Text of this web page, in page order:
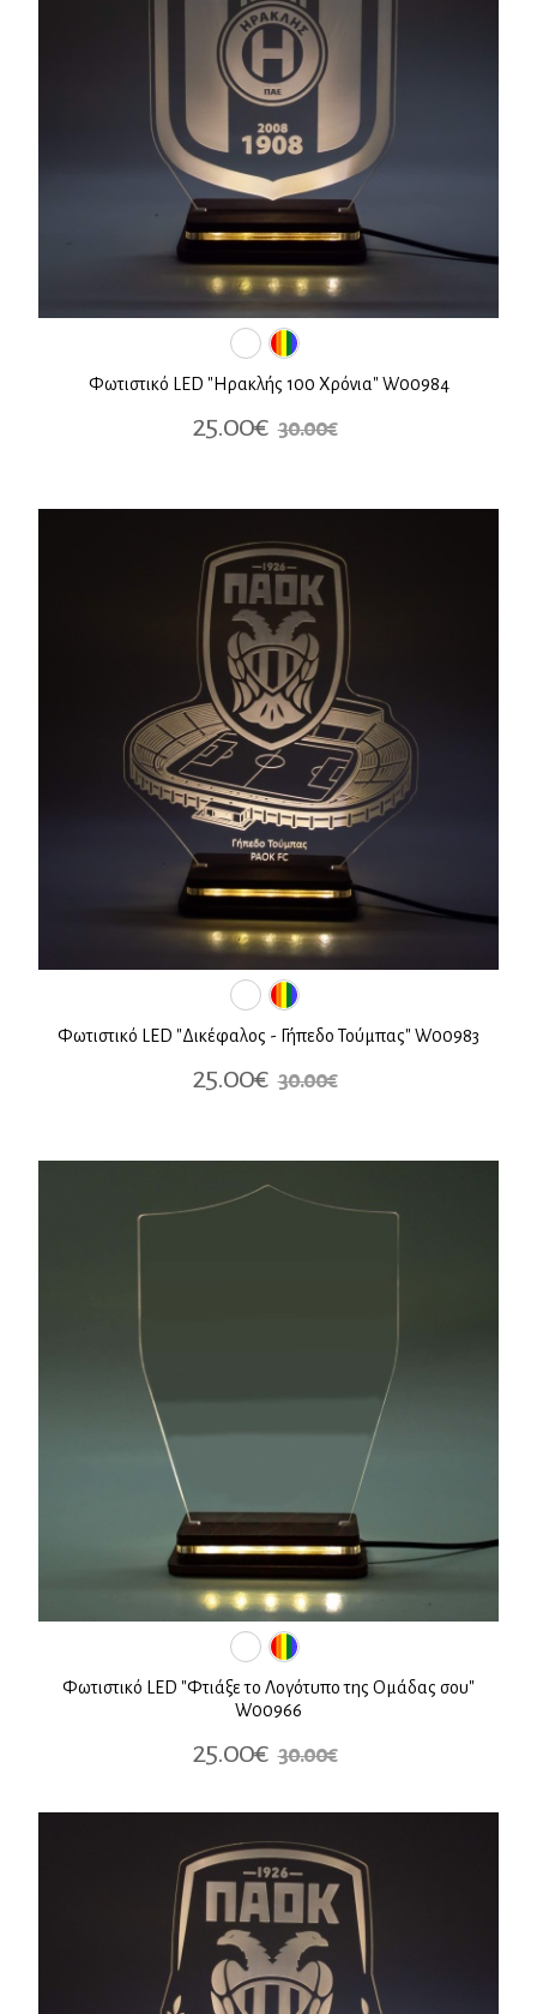
Φωτιστικό LED "Ηρακλής 100 Χρόνια" W00984
25.00€ 30.00€
Φωτιστικό LED "Δικέφαλος - Γήπεδο Τούμπας" W00983
25.00€ 30.00€
Φωτιστικό LED "Φτιάξε το Λογότυπο της Ομάδας σου"
W00966
25.00€ 30.00€